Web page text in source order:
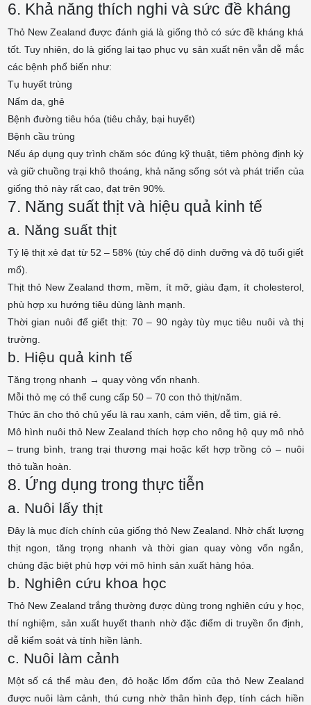
6. Khả năng thích nghi và sức đề kháng
Thỏ New Zealand được đánh giá là giống thỏ có sức đề kháng khá
tốt. Tuy nhiên, do là giống lai tạo phục vụ sản xuất nên vẫn dễ mắc
các bệnh phổ biến như:
Tụ huyết trùng
Nấm da, ghẻ
Bệnh đường tiêu hóa (tiêu chảy, bại huyết)
Bệnh cầu trùng
Nếu áp dụng quy trình chăm sóc đúng kỹ thuật, tiêm phòng định kỳ
và giữ chuồng trại khô thoáng, khả năng sống sót và phát triển của
giống thỏ này rất cao, đạt trên 90%.
7. Năng suất thịt và hiệu quả kinh tế
a. Năng suất thịt
Tỷ lệ thịt xẻ đạt từ 52 – 58% (tùy chế độ dinh dưỡng và độ tuổi giết
mổ).
Thịt thỏ New Zealand thơm, mềm, ít mỡ, giàu đạm, ít cholesterol,
phù hợp xu hướng tiêu dùng lành mạnh.
Thời gian nuôi để giết thịt: 70 – 90 ngày tùy mục tiêu nuôi và thị
trường.
b. Hiệu quả kinh tế
Tăng trọng nhanh → quay vòng vốn nhanh.
Mỗi thỏ mẹ có thể cung cấp 50 – 70 con thỏ thịt/năm.
Thức ăn cho thỏ chủ yếu là rau xanh, cám viên, dễ tìm, giá rẻ.
Mô hình nuôi thỏ New Zealand thích hợp cho nông hộ quy mô nhỏ
– trung bình, trang trại thương mại hoặc kết hợp trồng cỏ – nuôi
thỏ tuần hoàn.
8. Ứng dụng trong thực tiễn
a. Nuôi lấy thịt
Đây là mục đích chính của giống thỏ New Zealand. Nhờ chất lượng
thịt ngon, tăng trọng nhanh và thời gian quay vòng vốn ngắn,
chúng đặc biệt phù hợp với mô hình sản xuất hàng hóa.
b. Nghiên cứu khoa học
Thỏ New Zealand trắng thường được dùng trong nghiên cứu y học,
thí nghiệm, sản xuất huyết thanh nhờ đặc điểm di truyền ổn định,
dễ kiểm soát và tính hiền lành.
c. Nuôi làm cảnh
Một số cá thể màu đen, đỏ hoặc lốm đốm của thỏ New Zealand
được nuôi làm cảnh, thú cưng nhờ thân hình đẹp, tính cách hiền